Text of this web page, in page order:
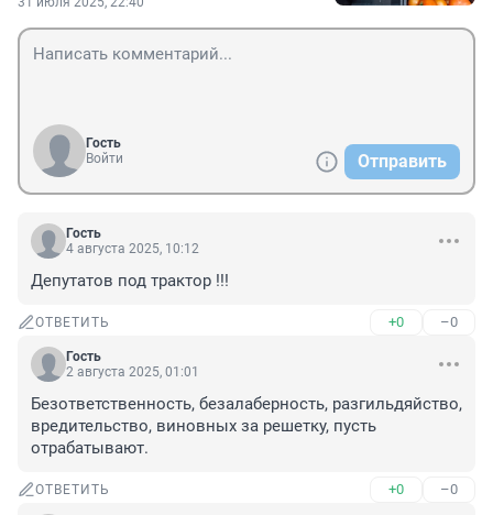
Гость
Войти
Отправить
Гость
4 августа 2025, 10:12
Депутатов под трактор !!!
ОТВЕТИТЬ +0 –0
Гость
2 августа 2025, 01:01
Безответственность, безалаберность, разгильдяйство,
вредительство, виновных за решетку, пусть
отрабатывают.
ОТВЕТИТЬ +0 –0